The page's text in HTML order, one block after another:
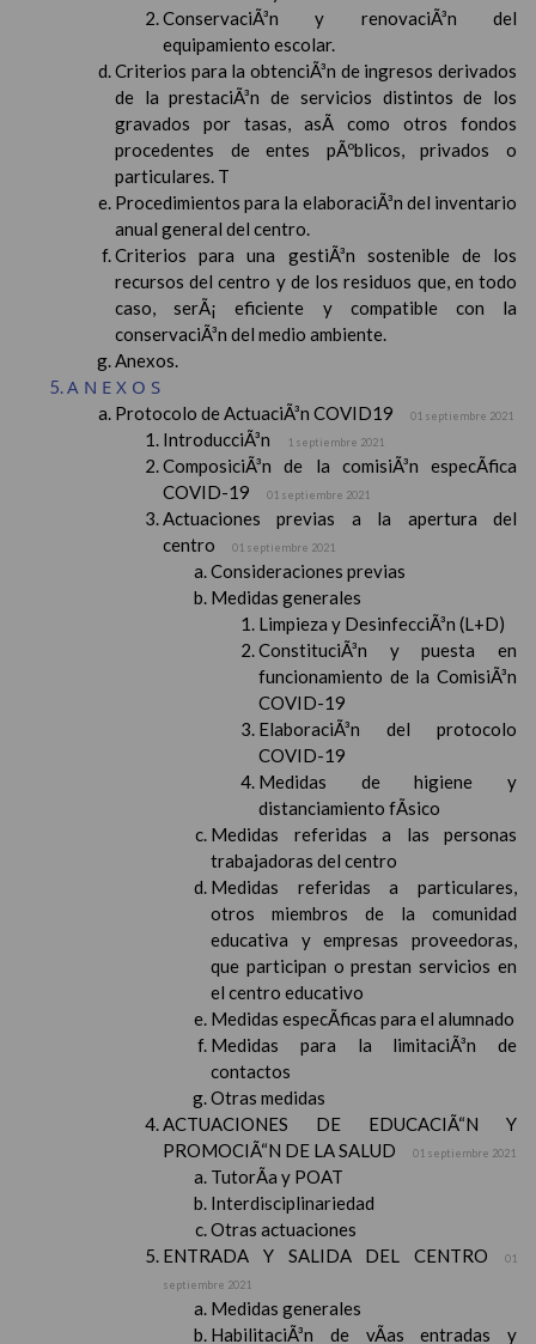
ConservaciÃ³n y renovaciÃ³n del
equipamiento escolar.
Criterios para la obtenciÃ³n de ingresos derivados
de la prestaciÃ³n de servicios distintos de los
gravados por tasas, asÃ­ como otros fondos
procedentes de entes pÃºblicos, privados o
particulares. T
Procedimientos para la elaboraciÃ³n del inventario
anual general del centro.
Criterios para una gestiÃ³n sostenible de los
recursos del centro y de los residuos que, en todo
caso, serÃ¡ eficiente y compatible con la
conservaciÃ³n del medio ambiente.
Anexos.
ANEXOS
Protocolo de ActuaciÃ³n COVID19 01 septiembre 2021
IntroducciÃ³n 1 septiembre 2021
ComposiciÃ³n de la comisiÃ³n especÃ­fica
COVID-19
01 septiembre 2021
Actuaciones previas a la apertura del
centro
01 septiembre 2021
Consideraciones previas
Medidas generales
Limpieza y DesinfecciÃ³n (L+D)
ConstituciÃ³n y puesta en
funcionamiento de la ComisiÃ³n
COVID-19
ElaboraciÃ³n del protocolo
COVID-19
Medidas de higiene y
distanciamiento fÃ­sico
Medidas referidas a las personas
trabajadoras del centro
Medidas referidas a particulares,
otros miembros de la comunidad
educativa y empresas proveedoras,
que participan o prestan servicios en
el centro educativo
Medidas especÃ­ficas para el alumnado
Medidas para la limitaciÃ³n de
contactos
Otras medidas
ACTUACIONES DE EDUCACIÃ“N Y
PROMOCIÃ“N DE LA SALUD
01 septiembre 2021
TutorÃ­a y POAT
Interdisciplinariedad
Otras actuaciones
ENTRADA Y SALIDA DEL CENTRO
01
septiembre 2021
Medidas generales
HabilitaciÃ³n de vÃ­as entradas y